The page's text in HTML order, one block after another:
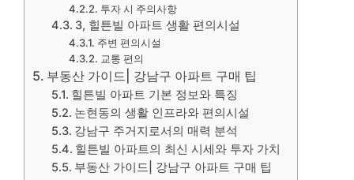
투자 시 주의사항
3, 힐튼빌 아파트 생활 편의시설
주변 편의시설
교통 편의
부동산 가이드| 강남구 아파트 구매 팁
힐튼빌 아파트 기본 정보와 특징
논현동의 생활 인프라와 편의시설
강남구 주거지로서의 매력 분석
힐튼빌 아파트의 최신 시세와 투자 가치
부동산 가이드| 강남구 아파트 구매 팁